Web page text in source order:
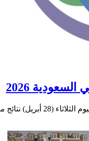
2026
2026 ونضع لكم رابط…